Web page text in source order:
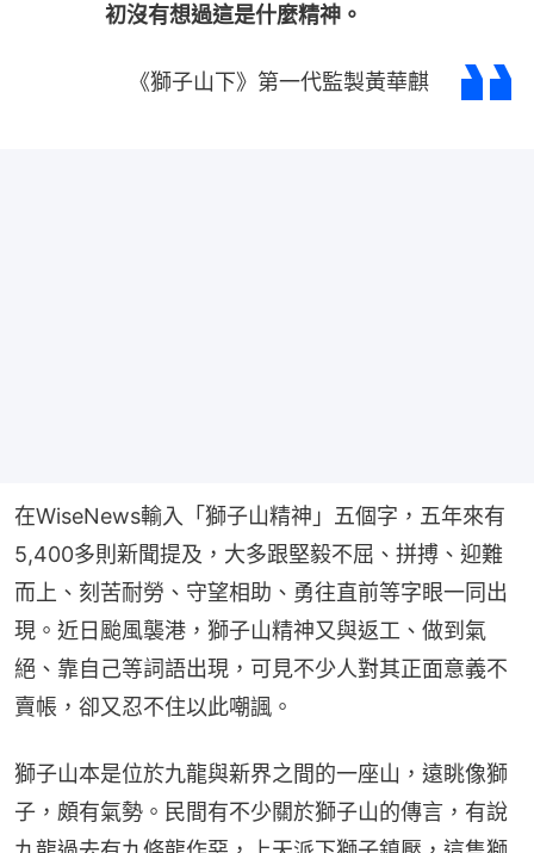
初沒有想過這是什麼精神。
《獅子山下》第一代監製黃華麒
在WiseNews輸入「獅子山精神」五個字，五年來有
5,400多則新聞提及，大多跟堅毅不屈、拼搏、迎難
而上、刻苦耐勞、守望相助、勇往直前等字眼一同出
現。近日颱風襲港，獅子山精神又與返工、做到氣
絕、靠自己等詞語出現，可見不少人對其正面意義不
賣帳，卻又忍不住以此嘲諷。
獅子山本是位於九龍與新界之間的一座山，遠眺像獅
子，頗有氣勢。民間有不少關於獅子山的傳言，有說